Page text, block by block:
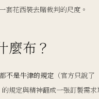
套花西裝去賭裁判的尺度。
麼布？
不是牛津的規定 （官方只說了
規定與精神翻成一張訂製需求